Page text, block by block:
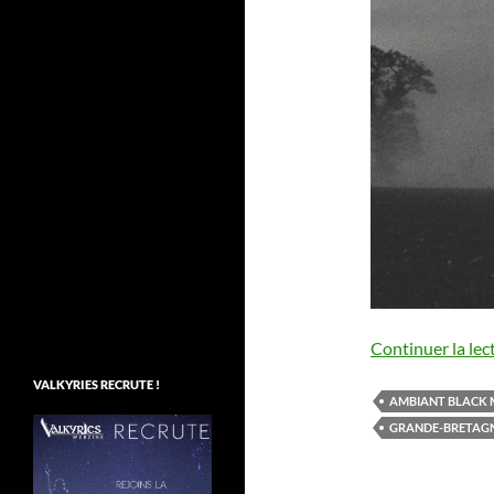
Continuer la
AMBIANT BLACK
GRANDE-
VALKYRIES RECRUTE !